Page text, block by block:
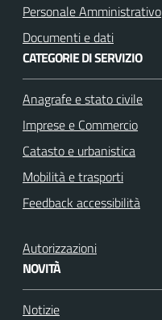
Personale Amministrativo
Documenti e dati
CATEGORIE DI SERVIZIO
Anagrafe e stato civile
Imprese e Commercio
Catasto e urbanistica
Mobilità e trasporti
Feedback accessibilità
Autorizzazioni
NOVITÀ
Notizie